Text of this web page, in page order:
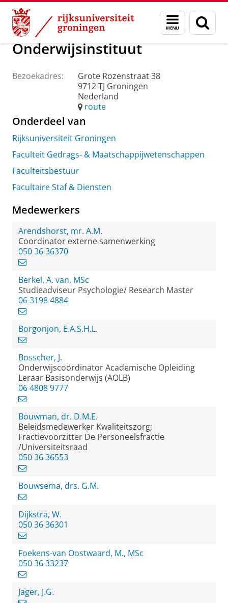
Skip
Content
Skip
Navigation
Menu
en
zoeken
Over ons Praktische zaken Waar vindt u ons
Onderwijsinstituut
Bezoekadres:
Grote Rozenstraat 38
9712 TJ Groningen
Nederland
route
Onderdeel van
Rijksuniversiteit Groningen
Faculteit Gedrags- & Maatschappijwetenschappen
Faculteitsbestuur
Facultaire Staf & Diensten
Medewerkers
Arendshorst, mr. A.M.
Coordinator externe samenwerking
050 36 36370
Berkel, A. van, MSc
Studieadviseur Psychologie/ Research Master
06 3198 4884
Borgonjon, E.A.S.H.L.
Bosscher, J.
Onderwijscoördinator Academische Opleiding
Leraar Basisonderwijs (AOLB)
06 4808 9777
Bouwman, dr. D.M.E.
Beleidsmedewerker Kwaliteitszorg;
Fractievoorzitter De Personeelsfractie
/Universiteitsraad
050 36 36553
Bouwsema, drs. G.M.
Dijkstra, W.
050 36 36301
Foekens-van Oostwaard, M., MSc
050 36 33237
Jager, J.G.